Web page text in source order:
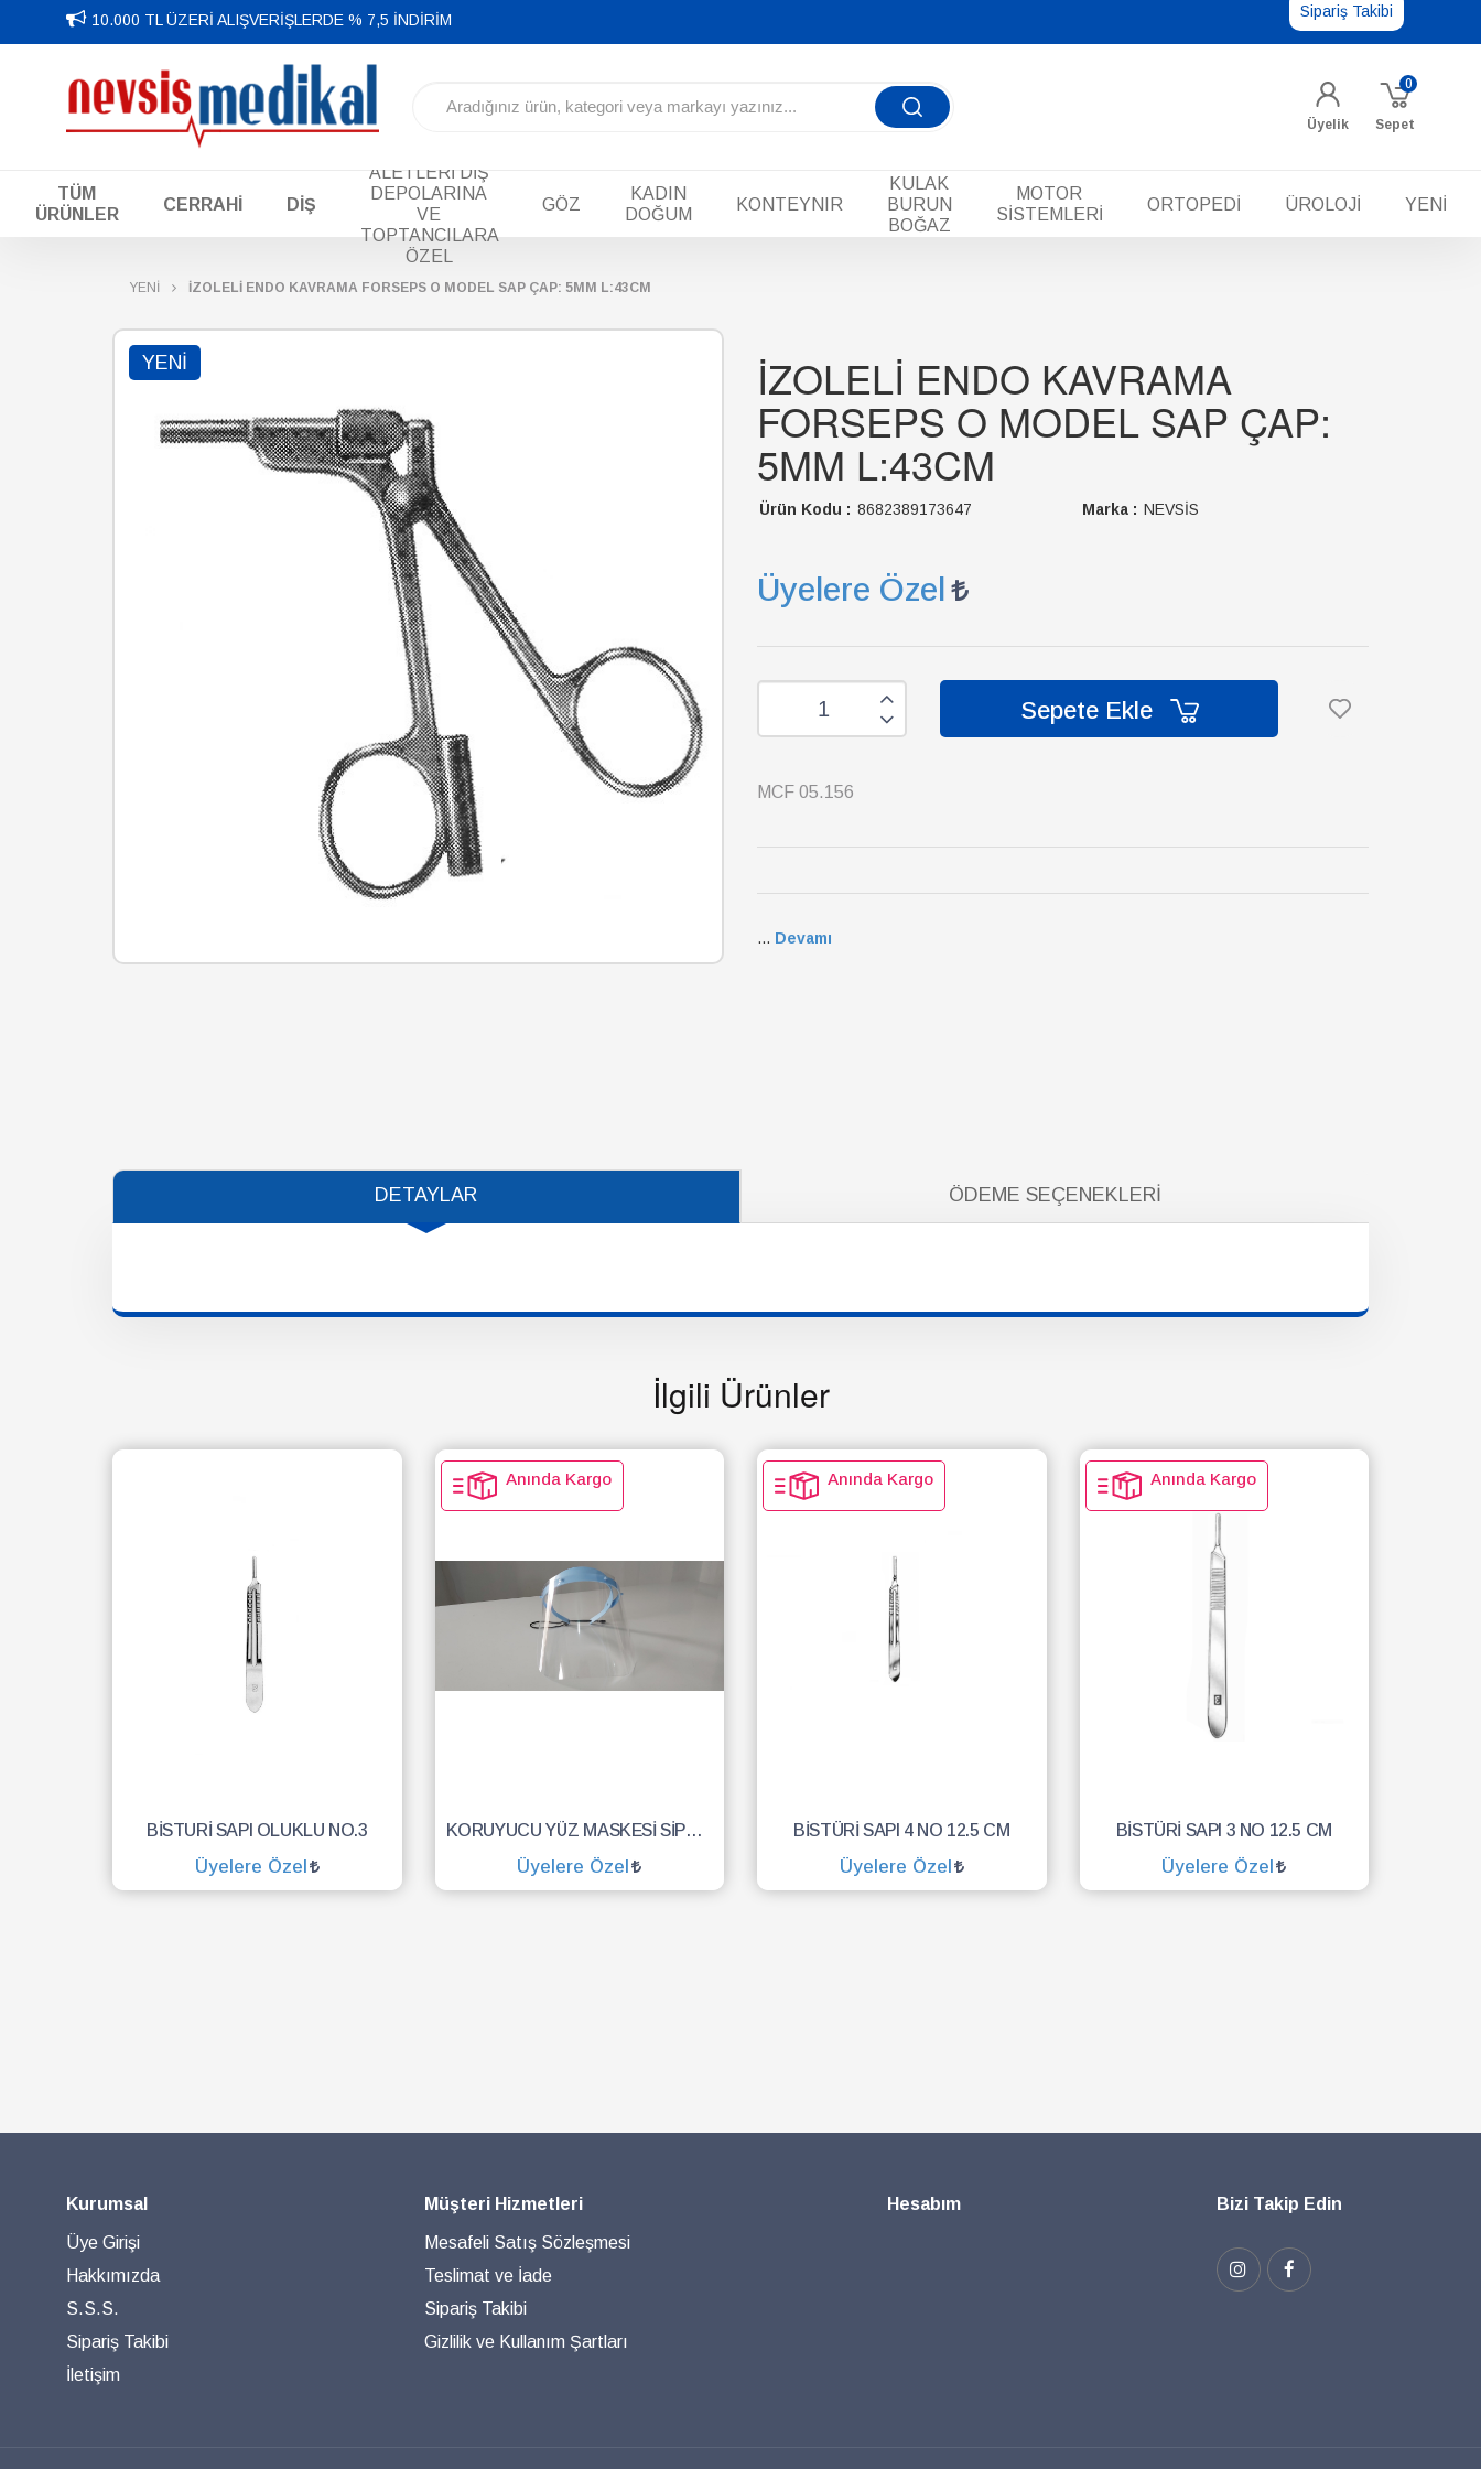
10.000 TL ÜZERİ ALIŞVERİŞLERDE % 7,5 İNDİRİM Sipariş Takibi
Üyelik Sepet
0
TÜM
ÜRÜNLER
CERRAHİ DİŞ
ALETLERİ DİŞ
DEPOLARINA
VE
TOPTANCILARA
ÖZEL
GÖZ
KADIN
DOĞUM
KONTEYNIR
KULAK
BURUN
BOĞAZ
MOTOR
SİSTEMLERİ
ORTOPEDİ ÜROLOJİ YENİ
YENİ İZOLELİ ENDO KAVRAMA FORSEPS O MODEL SAP ÇAP: 5MM L:43CM
YENI İZOLELİ ENDO KAVRAMA
FORSEPS O MODEL SAP ÇAP:
5MM L:43CM
Ürün Kodu : 8682389173647 Marka : NEVSİS
Üyelere Özel
Sepete Ekle
MCF 05.156
... Devamı
DETAYLAR ÖDEME SEÇENEKLERI
İlgili Ürünler
BİSTURİ SAPI OLUKLU NO.3
Üyelere Özel
Anında Kargo
KORUYUCU YÜZ MASKESİ SİPERLİK.YÜZ KALKANI.DENTAL MASKE
Üyelere Özel
Anında Kargo
BİSTÜRİ SAPI 4 NO 12.5 CM
Üyelere Özel
Anında Kargo
BİSTÜRİ SAPI 3 NO 12.5 CM
Üyelere Özel
Kurumsal
Üye Girişi
Hakkımızda
S.S.S.
Sipariş Takibi
İletişim
Müşteri Hizmetleri
Mesafeli Satış Sözleşmesi
Teslimat ve İade
Sipariş Takibi
Gizlilik ve Kullanım Şartları
Hesabım Bizi Takip Edin